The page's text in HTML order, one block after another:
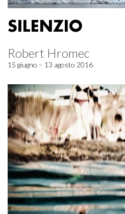
SILENZIO
Robert Hromec
15 giugno – 13 agosto 2016